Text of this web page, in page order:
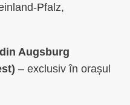
Pfalz,
Augsburg
– exclusiv în orașul